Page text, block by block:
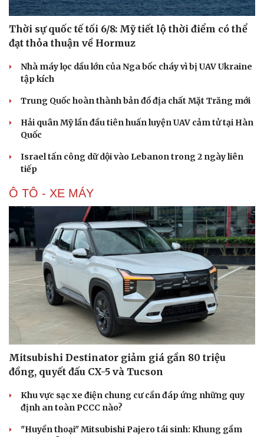
Thời sự quốc tế tối 6/8: Mỹ tiết lộ thời điểm có thể
đạt thỏa thuận về Hormuz
Nhà máy lọc dầu lớn của Nga bốc cháy vì bị UAV Ukraine
tập kích
Trung Quốc hoàn thành bản đồ địa chất Mặt Trăng mới
Hải quân Mỹ lần đầu tiên huấn luyện UAV cảm tử tại Hàn
Quốc
Israel tấn công dữ dội vào Lebanon trong 2 ngày liên
tiếp
Ô TÔ - XE MÁY
Mitsubishi Destinator giảm giá gần 80 triệu
đồng, quyết đấu CX-5 và Tucson
Khu vực sạc xe điện chung cư cần đáp ứng những quy
định an toàn PCCC nào?
"Huyền thoại" Mitsubishi Pajero tái sinh: Khung gầm